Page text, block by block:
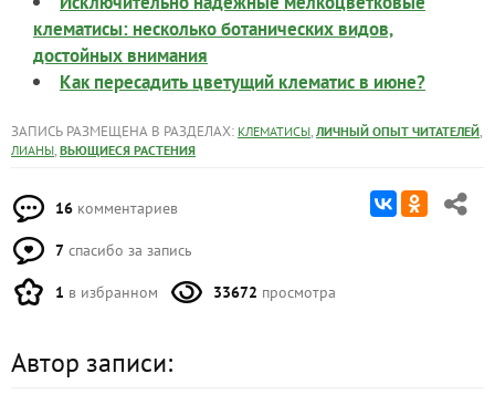
клематисы: несколько ботанических видов,
достойных внимания
Как пересадить цветущий клематис в июне?
ЗАПИСЬ РАЗМЕЩЕНА В РАЗДЕЛАХ: КЛЕМАТИСЫ, ЛИЧНЫЙ ОПЫТ ЧИТАТЕЛЕЙ,
ЛИАНЫ, ВЬЮЩИЕСЯ РАСТЕНИЯ
16 комментариев
7 спасибо за запись
1 в избранном 33672 просмотра
Автор записи: